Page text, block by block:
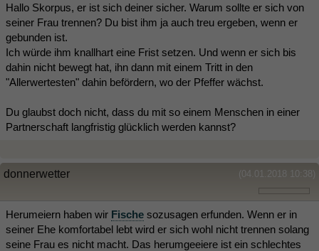
Hallo Skorpus, er ist sich deiner sicher. Warum sollte er sich von
seiner Frau trennen? Du bist ihm ja auch treu ergeben, wenn er
gebunden ist.
Ich würde ihm knallhart eine Frist setzen. Und wenn er sich bis
dahin nicht bewegt hat, ihn dann mit einem Tritt in den
"Allerwertesten" dahin befördern, wo der Pfeffer wächst.
Du glaubst doch nicht, dass du mit so einem Menschen in einer
Partnerschaft langfristig glücklich werden kannst?
(04.01.2018 10:38)
donnerwetter
Herumeiern haben wir Fische sozusagen erfunden. Wenn er in
seiner Ehe komfortabel lebt wird er sich wohl nicht trennen solang
seine Frau es nicht macht. Das herumgeeiere ist ein schlechtes